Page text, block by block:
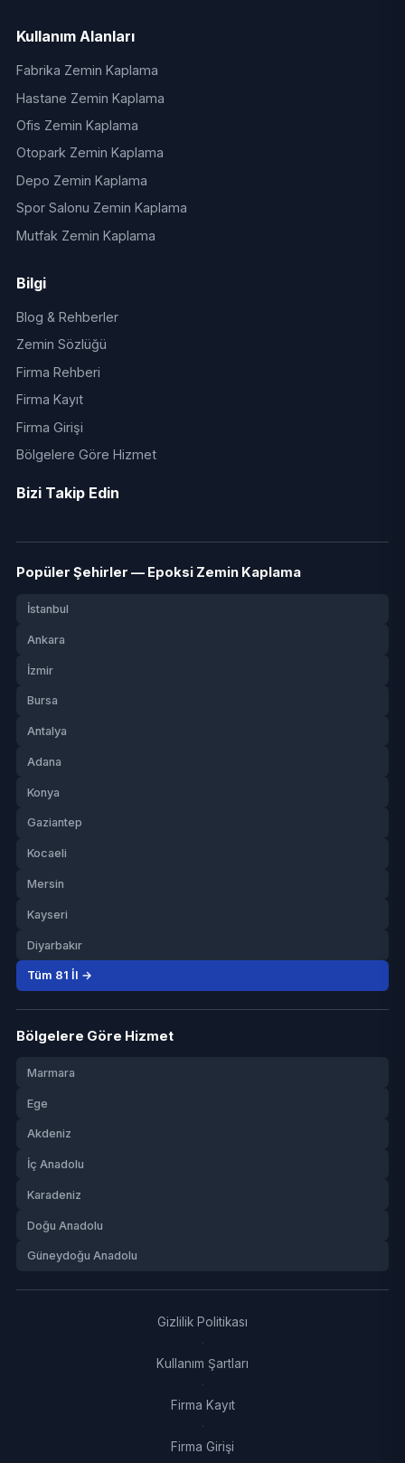
Kullanım Alanları
Fabrika Zemin Kaplama
Hastane Zemin Kaplama
Ofis Zemin Kaplama
Otopark Zemin Kaplama
Depo Zemin Kaplama
Spor Salonu Zemin Kaplama
Mutfak Zemin Kaplama
Bilgi
Blog & Rehberler
Zemin Sözlüğü
Firma Rehberi
Firma Kayıt
Firma Girişi
Bölgelere Göre Hizmet
Bizi Takip Edin
Popüler Şehirler — Epoksi Zemin Kaplama
İstanbul
Ankara
İzmir
Bursa
Antalya
Adana
Konya
Gaziantep
Kocaeli
Mersin
Kayseri
Diyarbakır
Tüm 81 İl →
Bölgelere Göre Hizmet
Marmara
Ege
Akdeniz
İç Anadolu
Karadeniz
Doğu Anadolu
Güneydoğu Anadolu
Gizlilik Politikası
·
Kullanım Şartları
·
Firma Kayıt
·
Firma Girişi